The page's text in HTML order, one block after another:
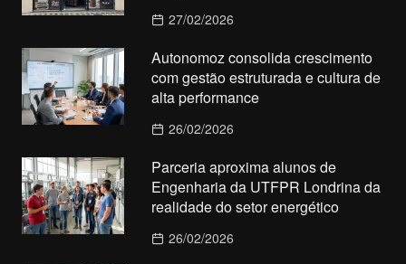
27/02/2026
Autonomoz consolida crescimento
com gestão estruturada e cultura de
alta performance
26/02/2026
Parceria aproxima alunos de
Engenharia da UTFPR Londrina da
realidade do setor energético
26/02/2026